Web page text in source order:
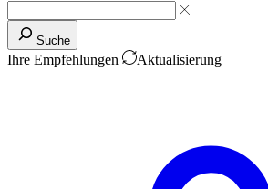
Suche
Ihre Empfehlungen Aktualisierung